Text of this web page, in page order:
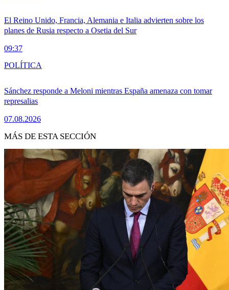
El Reino Unido, Francia, Alemania e Italia advierten sobre los
planes de Rusia respecto a Osetia del Sur
09:37
Sánchez responde a Meloni mientras España amenaza con tomar
represalias
07.08.2026
POLÍTICA
MÁS DE ESTA SECCIÓN